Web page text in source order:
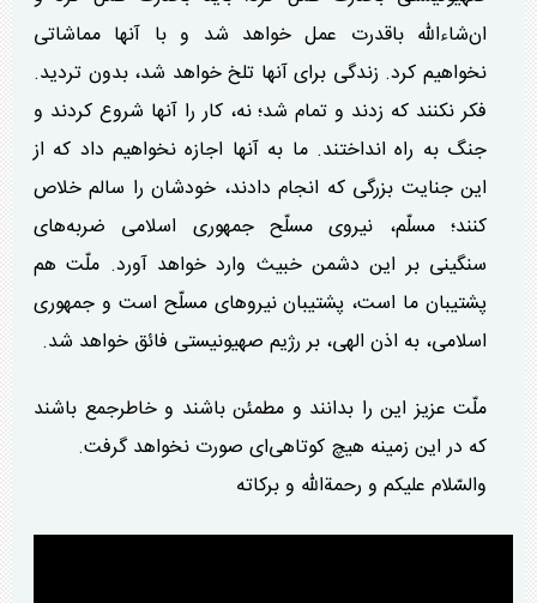
ان‌شاءالله باقدرت عمل خواهد شد و با آنها مماشاتی
نخواهیم کرد. زندگی برای آنها تلخ خواهد شد، بدون تردید.
فکر نکنند که زدند و تمام شد؛ نه، کار را آنها شروع کردند و
جنگ به راه انداختند. ما به آنها اجازه نخواهیم داد که از
این جنایت بزرگی که انجام دادند، خودشان را سالم خلاص
کنند؛ مسلّم، نیروی مسلّح جمهوری اسلامی ضربه‌های
سنگینی بر این دشمن خبیث وارد خواهد آورد. ملّت هم
پشتیبان ما است، پشتیبان نیرو‌های مسلّح است و جمهوری
اسلامی، به اذن الهی، بر رژیم صهیونیستی فائق خواهد شد.
ملّت عزیز این را بدانند و مطمئن باشند و خاطرجمع باشند
که در این زمینه هیچ کوتاهی‌ای صورت نخواهد گرفت.
والسّلام علیکم و رحمة‌الله و برکاته